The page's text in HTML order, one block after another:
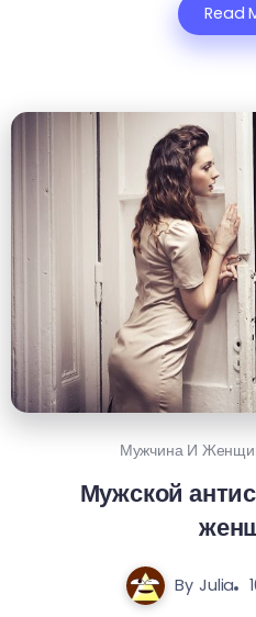
Read
Мужчина И
Мужской
By Julia